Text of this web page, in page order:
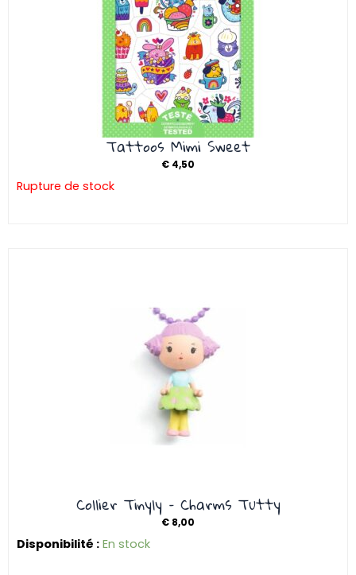
Tattoos Mimi Sweet
€ 4,50
Rupture de stock
Collier Tinyly – Charms Tutty
€ 8,00
Disponibilité : En stock